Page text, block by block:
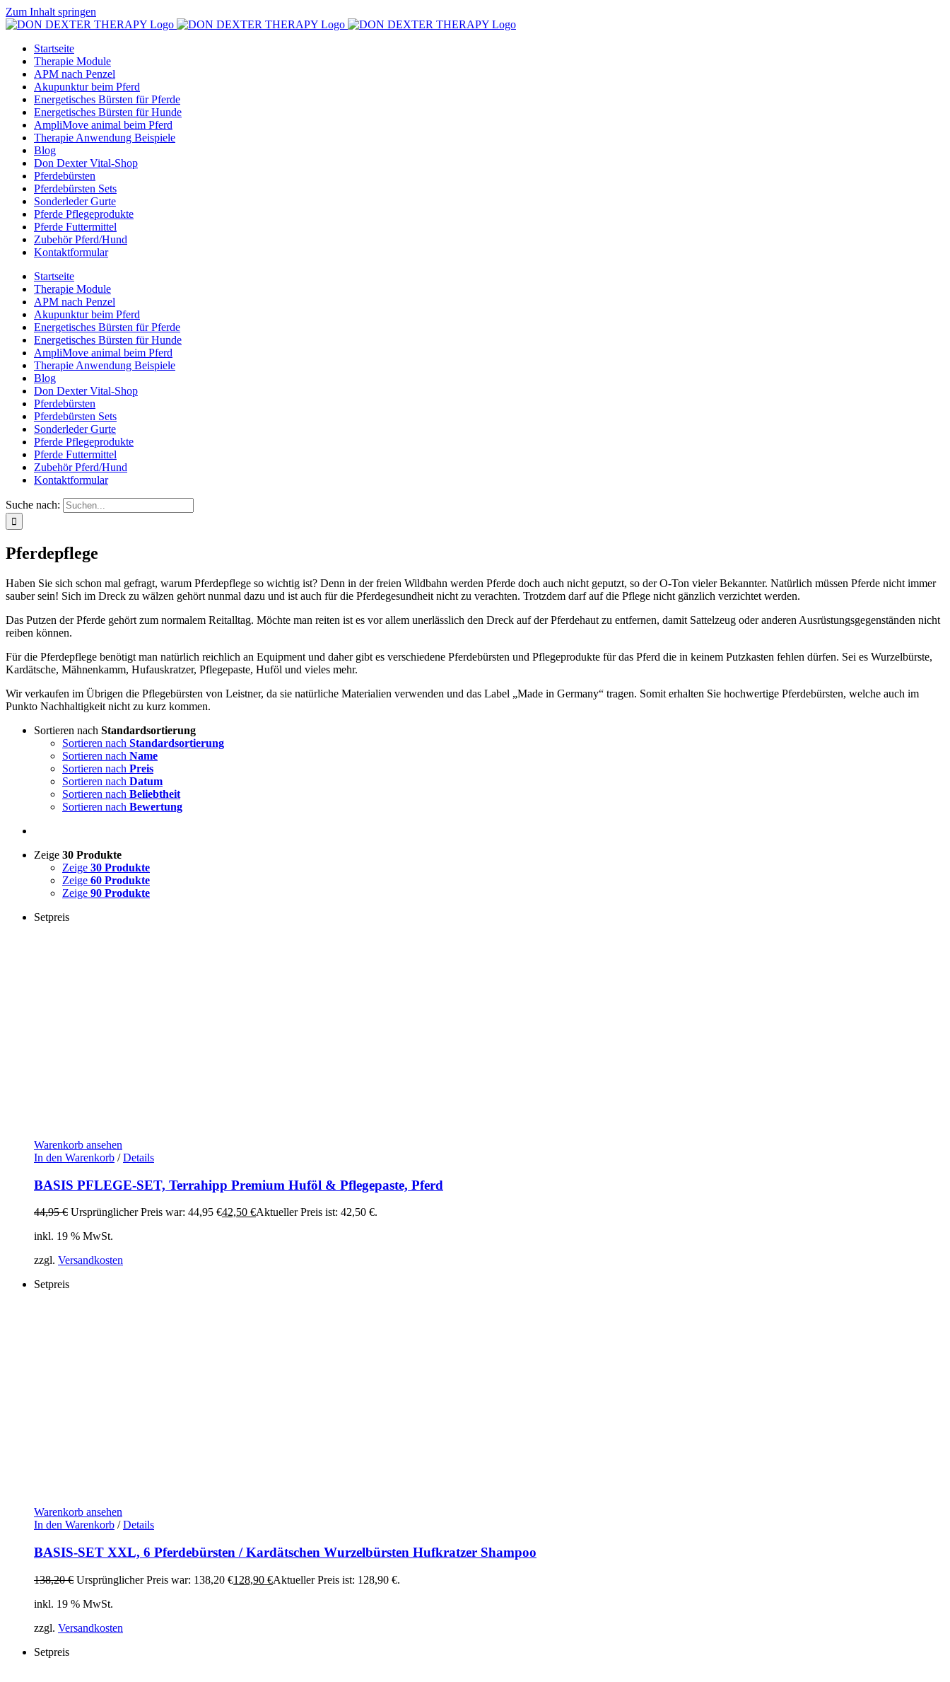
Zum Inhalt springen
Startseite
Therapie Module
APM nach Penzel
Akupunktur beim Pferd
Energetisches Bürsten für Pferde
Energetisches Bürsten für Hunde
AmpliMove animal beim Pferd
Therapie Anwendung Beispiele
Blog
Don Dexter Vital-Shop
Pferdebürsten
Pferdebürsten Sets
Sonderleder Gurte
Pferde Pflegeprodukte
Pferde Futtermittel
Zubehör Pferd/Hund
Kontaktformular
Startseite
Therapie Module
APM nach Penzel
Akupunktur beim Pferd
Energetisches Bürsten für Pferde
Energetisches Bürsten für Hunde
AmpliMove animal beim Pferd
Therapie Anwendung Beispiele
Blog
Don Dexter Vital-Shop
Pferdebürsten
Pferdebürsten Sets
Sonderleder Gurte
Pferde Pflegeprodukte
Pferde Futtermittel
Zubehör Pferd/Hund
Kontaktformular
Suche nach:
Pferdepflege
Haben Sie sich schon mal gefragt, warum Pferdepflege so wichtig ist? Denn in der freien Wildbahn werden Pferde doch auch nicht geputzt, so der O-Ton vieler Bekannter. Natürlich müssen Pferde nicht immer
sauber sein! Sich im Dreck zu wälzen gehört nunmal dazu und ist auch für die Pferdegesundheit nicht zu verachten. Trotzdem darf auf die Pflege nicht gänzlich verzichtet werden.
Das Putzen der Pferde gehört zum normalem Reitalltag. Möchte man reiten ist es vor allem unerlässlich den Dreck auf der Pferdehaut zu entfernen, damit Sattelzeug oder anderen Ausrüstungsgegenständen nicht
reiben können.
Für die Pferdepflege benötigt man natürlich reichlich an Equipment und daher gibt es verschiedene Pferdebürsten und Pflegeprodukte für das Pferd die in keinem Putzkasten fehlen dürfen. Sei es Wurzelbürste,
Kardätsche, Mähnenkamm, Hufauskratzer, Pflegepaste, Huföl und vieles mehr.
Wir verkaufen im Übrigen die Pflegebürsten von Leistner, da sie natürliche Materialien verwenden und das Label „Made in Germany“ tragen. Somit erhalten Sie hochwertige Pferdebürsten, welche auch im
Punkto Nachhaltigkeit nicht zu kurz kommen.
Sortieren nach Standardsortierung
Sortieren nach Standardsortierung
Sortieren nach Name
Sortieren nach Preis
Sortieren nach Datum
Sortieren nach Beliebtheit
Sortieren nach Bewertung
Zeige 30 Produkte
Zeige 30 Produkte
Zeige 60 Produkte
Zeige 90 Produkte
Setpreis
Warenkorb ansehen
In den Warenkorb / Details
BASIS PFLEGE-SET, Terrahipp Premium Huföl & Pflegepaste, Pferd
44,95€ Ursprünglicher Preis war: 44,95 €42,50 €Aktueller Preis ist: 42,50 €.
inkl. 19 % MwSt.
zzgl. Versandkosten
Setpreis
Warenkorb ansehen
In den Warenkorb / Details
BASIS-SET XXL, 6 Pferdebürsten / Kardätschen Wurzelbürsten Hufkratzer Shampoo
138,20€ Ursprünglicher Preis war: 138,20 €128,90 €Aktueller Preis ist: 128,90 €.
inkl. 19 % MwSt.
zzgl. Versandkosten
Setpreis